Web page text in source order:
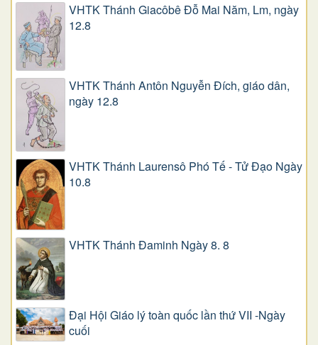
VHTK Thánh Giacôbê Ðỗ Mai Năm, Lm, ngày
12.8
VHTK Thánh Antôn Nguyễn Ðích, giáo dân,
ngày 12.8
VHTK Thánh Laurensô Phó Tế - Tử Đạo Ngày
10.8
VHTK Thánh Đaminh Ngày 8. 8
Đại Hội Giáo lý toàn quốc lần thứ VII -Ngày
cuối